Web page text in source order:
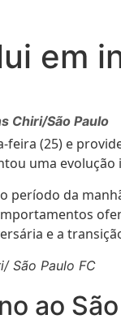
em
Chiri/São Paulo
(25) e
uma
da
e a
São Paulo FC
ao